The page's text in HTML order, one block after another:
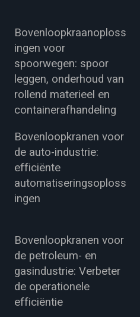
Bovenloopkraanoploss
ingen voor
spoorwegen: spoor
leggen, onderhoud van
rollend materieel en
containerafhandeling
Bovenloopkranen voor
de auto-industrie:
efficiënte
automatiseringsoploss
ingen
Bovenloopkranen voor
de petroleum- en
gasindustrie: Verbeter
de operationele
efficiëntie